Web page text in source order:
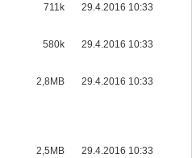
711k 29.4.2016 10:33
580k 29.4.2016 10:33
2,8MB 29.4.2016 10:33
2,5MB 29.4.2016 10:33